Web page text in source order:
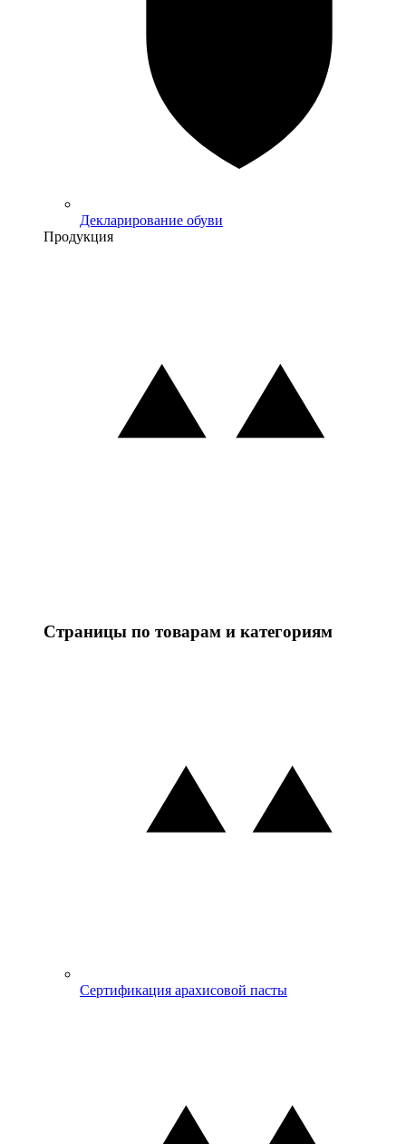
Декларирование обуви
Продукция
Страницы по товарам и категориям
Сертификация арахисовой пасты